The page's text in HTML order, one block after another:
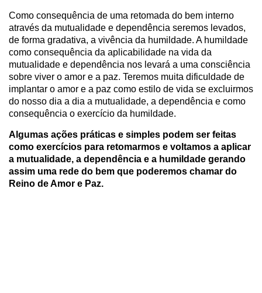
Como consequência de uma retomada do bem interno
através da mutualidade e dependência seremos levados,
de forma gradativa, a vivência da humildade. A humildade
como consequência da aplicabilidade na vida da
mutualidade e dependência nos levará a uma consciência
sobre viver o amor e a paz. Teremos muita dificuldade de
implantar o amor e a paz como estilo de vida se excluirmos
do nosso dia a dia a mutualidade, a dependência e como
consequência o exercício da humildade.
Algumas ações práticas e simples podem ser feitas
como exercícios para retomarmos e voltamos a aplicar
a mutualidade, a dependência e a humildade gerando
assim uma rede do bem que poderemos chamar do
Reino de Amor e Paz.